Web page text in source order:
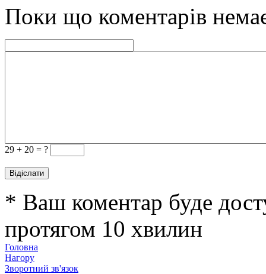
Поки що коментарів
29 + 20 = ?
* Ваш коментар буде
протягом 10 хвилин
Головна
Нагору
Зворотний зв'язок